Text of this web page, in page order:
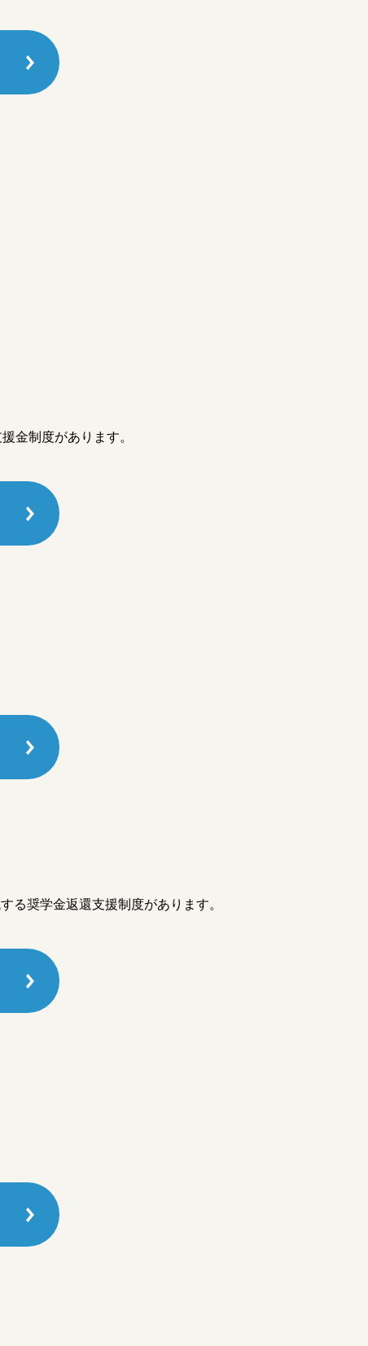
⾦制度があります。
る奨学金返還支援制度があります。